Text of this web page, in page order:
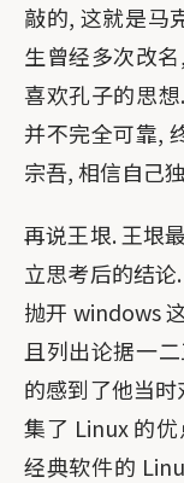
敲的, 这就是马
生曾经多次改
喜欢孔子的思
并不完全可靠,
宗吾, 相信自己
再说王垠. 王垠
立思考后的结
抛开 windows
且列出论据一
的感到了他当
集了 Linux 的
经典软件的